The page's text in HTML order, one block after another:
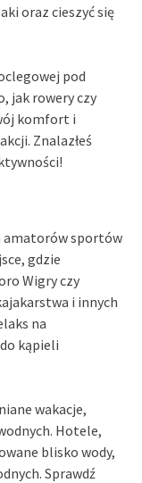
oraz cieszyć się
pod
jak rowery czy
komfort i
Znalazłeś
amatorów sportów
gdzie
Wigry czy
i innych
na
kąpieli
wakacje,
Hotele,
blisko wody,
Sprawdź